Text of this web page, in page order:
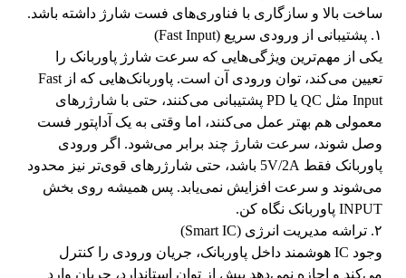
ساخت بالا و سازگاری با فناوری‌های فست شارژ داشته باشد.
۱. پشتیبانی از ورودی سریع (Fast Input)
یکی از مهم‌ترین ویژگی‌هایی که سرعت شارژ پاوربانک را
تعیین می‌کند، توان ورودی آن است. پاوربانک‌هایی که از Fast
Input مثل QC یا PD پشتیبانی می‌کنند، حتی با شارژرهای
معمولی هم بهتر عمل می‌کنند، اما وقتی به یک آداپتور فست
وصل شوند، سرعت شارژ چند برابر می‌شود. اگر ورودی
پاوربانک فقط 5V/2A باشد، حتی شارژرهای قوی‌تر نیز محدود
می‌شوند و سرعت افزایش نمی‌یابد. پس همیشه روی بخش
INPUT پاوربانک نگاه کن.
۲. تراشه مدیریت انرژی (Smart IC)
وجود IC هوشمند داخل پاوربانک، جریان ورودی را کنترل
می‌کند و اجازه نمی‌دهد بیش از توان استاندارد، جریان وارد